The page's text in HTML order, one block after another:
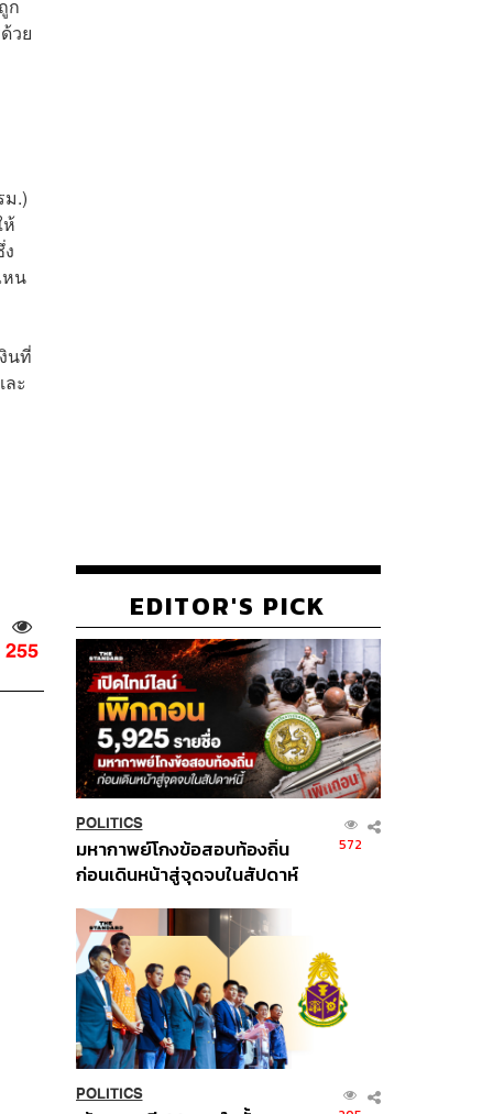
ก
วย
.)
ห้
หน
นที่
ะ
255
EDITOR'S PICK
POLITICS
มหากาพย์โกงข้อสอบท้องถิ่น
ก่อนเดินหน้าสู่จุดจบในสัปดาห์
572
POLITICS